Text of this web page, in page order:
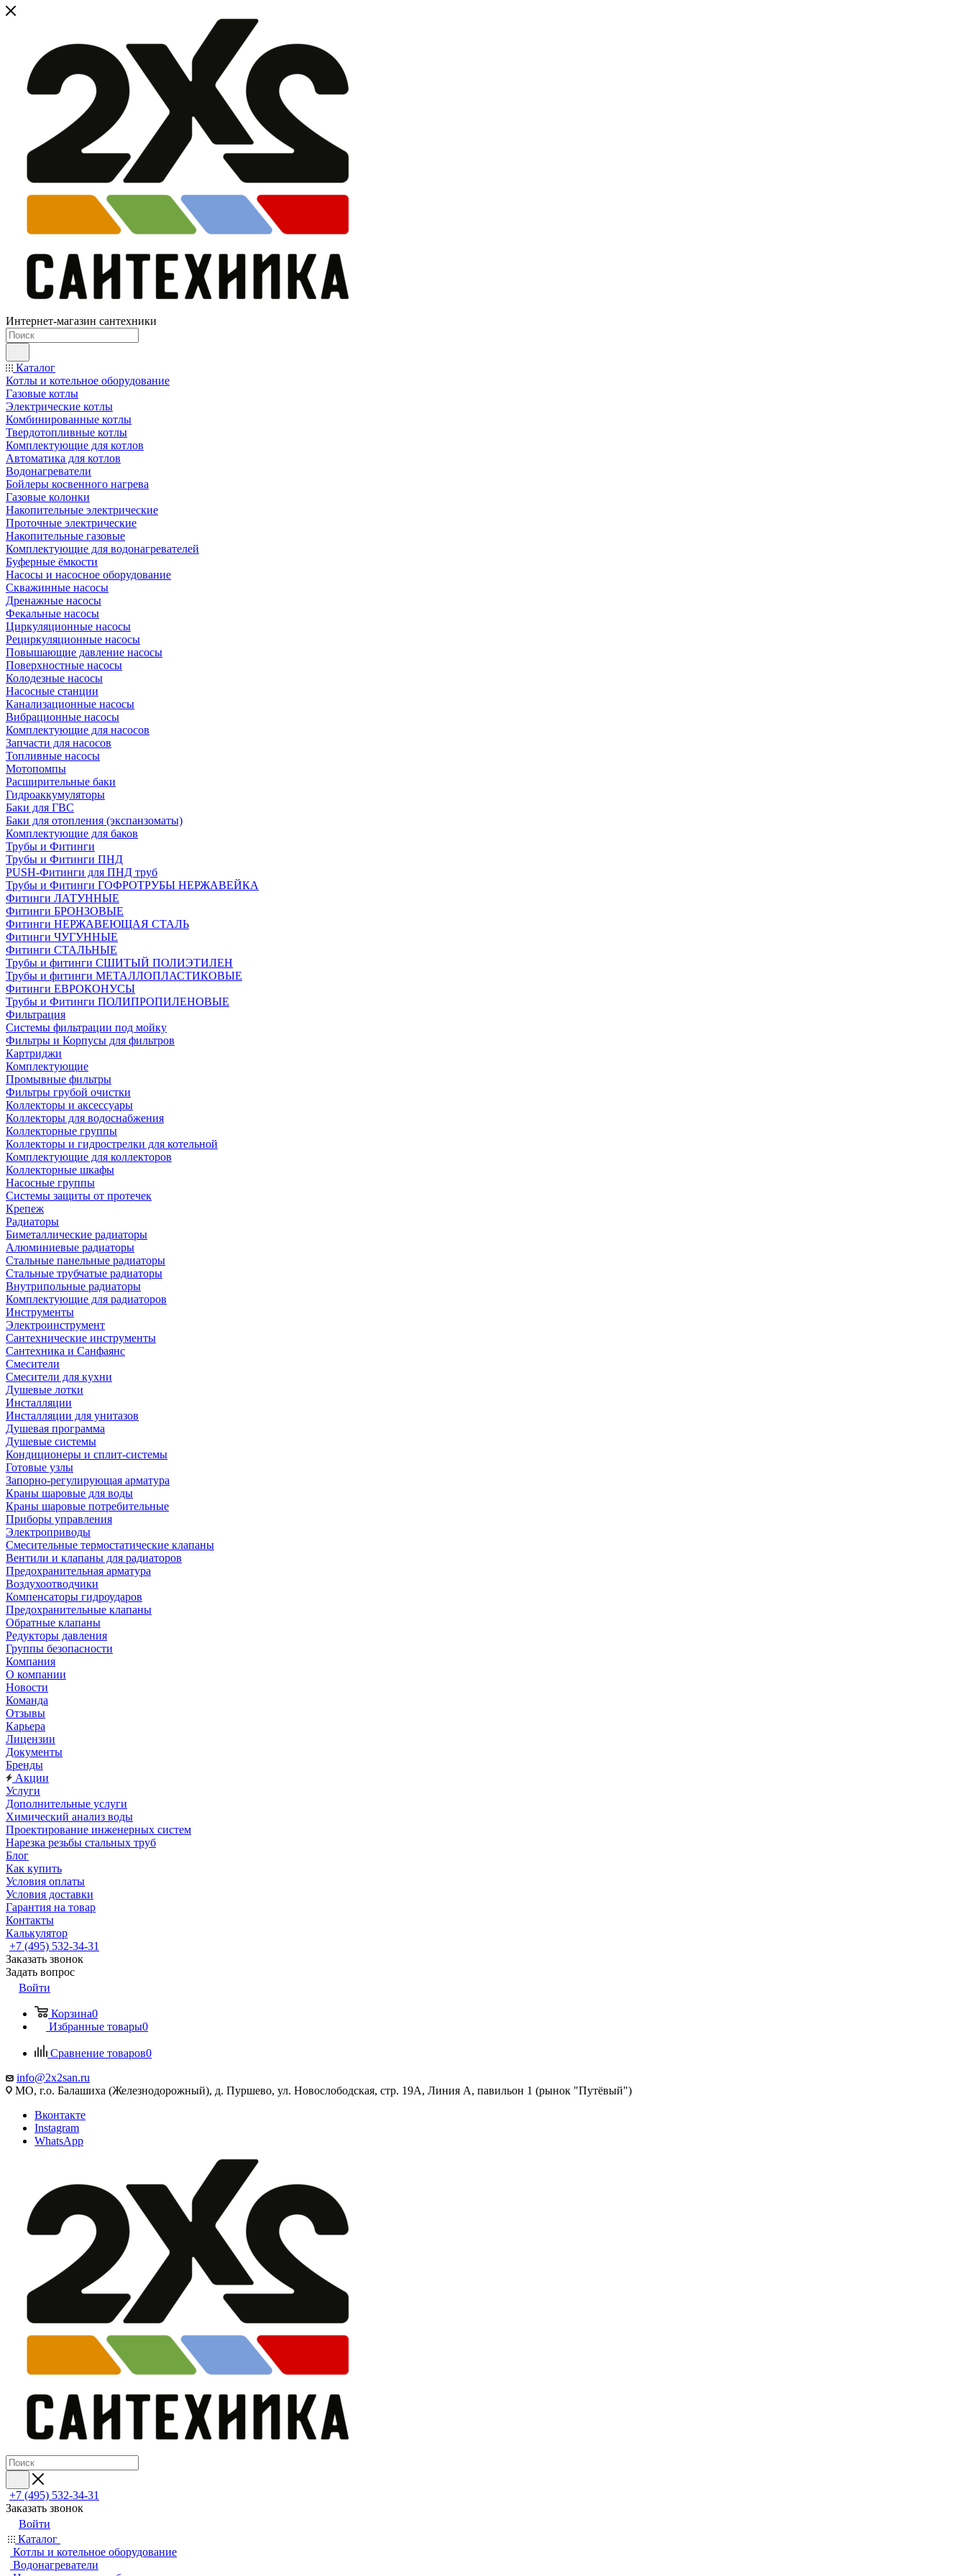
Интернет-магазин сантехники
Каталог
Котлы и котельное оборудование
Газовые котлы
Электрические котлы
Комбинированные котлы
Твердотопливные котлы
Комплектующие для котлов
Автоматика для котлов
Водонагреватели
Бойлеры косвенного нагрева
Газовые колонки
Накопительные электрические
Проточные электрические
Накопительные газовые
Комплектующие для водонагревателей
Буферные ёмкости
Насосы и насосное оборудование
Скважинные насосы
Дренажные насосы
Фекальные насосы
Циркуляционные насосы
Рециркуляционные насосы
Повышающие давление насосы
Поверхностные насосы
Колодезные насосы
Насосные станции
Канализационные насосы
Вибрационные насосы
Комплектующие для насосов
Запчасти для насосов
Топливные насосы
Мотопомпы
Расширительные баки
Гидроаккумуляторы
Баки для ГВС
Баки для отопления (экспанзоматы)
Комплектующие для баков
Трубы и Фитинги
Трубы и Фитинги ПНД
PUSH-Фитинги для ПНД труб
Трубы и Фитинги ГОФРОТРУБЫ НЕРЖАВЕЙКА
Фитинги ЛАТУННЫЕ
Фитинги БРОНЗОВЫЕ
Фитинги НЕРЖАВЕЮЩАЯ СТАЛЬ
Фитинги ЧУГУННЫЕ
Фитинги СТАЛЬНЫЕ
Трубы и фитинги СШИТЫЙ ПОЛИЭТИЛЕН
Трубы и фитинги МЕТАЛЛОПЛАСТИКОВЫЕ
Фитинги ЕВРОКОНУСЫ
Трубы и Фитинги ПОЛИПРОПИЛЕНОВЫЕ
Фильтрация
Системы фильтрации под мойку
Фильтры и Корпусы для фильтров
Картриджи
Комплектующие
Промывные фильтры
Фильтры грубой очистки
Коллекторы и аксессуары
Коллекторы для водоснабжения
Коллекторные группы
Коллекторы и гидрострелки для котельной
Комплектующие для коллекторов
Коллекторные шкафы
Насосные группы
Системы защиты от протечек
Крепеж
Радиаторы
Биметаллические радиаторы
Алюминиевые радиаторы
Стальные панельные радиаторы
Стальные трубчатые радиаторы
Внутрипольные радиаторы
Комплектующие для радиаторов
Инструменты
Электроинструмент
Сантехнические инструменты
Сантехника и Санфаянс
Смесители
Смесители для кухни
Душевые лотки
Инсталляции
Инсталляции для унитазов
Душевая программа
Душевые системы
Кондиционеры и сплит-системы
Готовые узлы
Запорно-регулирующая арматура
Краны шаровые для воды
Краны шаровые потребительные
Приборы управления
Электроприводы
Смесительные термостатические клапаны
Вентили и клапаны для радиаторов
Предохранительная арматура
Воздухоотводчики
Компенсаторы гидроударов
Предохранительные клапаны
Обратные клапаны
Редукторы давления
Группы безопасности
Компания
О компании
Новости
Команда
Отзывы
Карьера
Лицензии
Документы
Бренды
Акции
Услуги
Дополнительные услуги
Химический анализ воды
Проектирование инженерных систем
Нарезка резьбы стальных труб
Блог
Как купить
Условия оплаты
Условия доставки
Гарантия на товар
Контакты
Калькулятор
+7 (495) 532‑34‑31
Заказать звонок
Задать вопрос
Войти
Корзина0
Избранные товары0
Сравнение товаров0
info@2x2san.ru
МО, г.о. Балашиха (Железнодорожный), д. Пуршево, ул. Новослободская, стр. 19А, Линия А, павильон 1 (рынок "Путёвый")
Вконтакте
Instagram
WhatsApp
+7 (495) 532‑34‑31
Заказать звонок
Войти
Каталог
Котлы и котельное оборудование
Водонагреватели